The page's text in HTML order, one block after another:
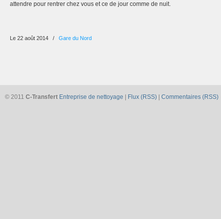
attendre pour rentrer chez vous et ce de jour comme de nuit.
Le 22 août 2014 / Gare du Nord
© 2011 C-Transfert Entreprise de nettoyage Flux (RSS) Commentaires (RSS)